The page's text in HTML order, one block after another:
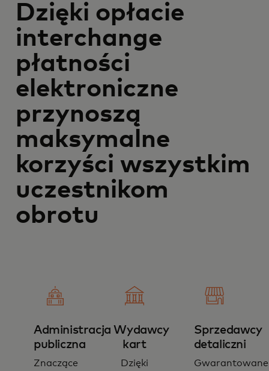
Dzięki opłacie
interchange
płatności
elektroniczne
przynoszą
maksymalne
korzyści wszystkim
uczestnikom
obrotu
Administracja
publiczna
Znaczące
Wydawcy
kart
Dzięki
Sprzedawcy
detaliczni
Gwarantowane